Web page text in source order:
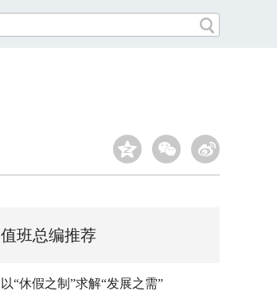
值班总编推荐
以“休假之制”求解“发展之需”